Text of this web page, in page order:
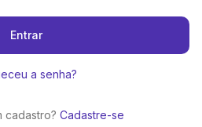
Entrar
a senha?
cadastro? Cadastre-se